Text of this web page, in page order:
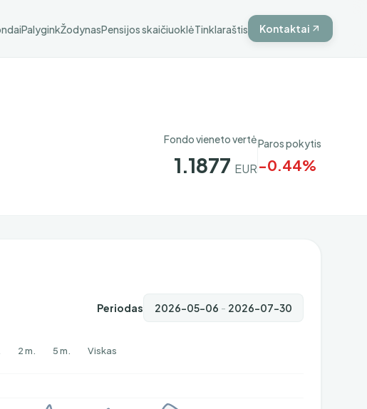
PalyginkŽodynasPensijos skaičiuoklėTinklaraštis Kontaktai
Fondo vieneto vertė
1.1877 EUR
Paros pokytis
-0.44%
Periodas -
2 m. 5 m. Viskas